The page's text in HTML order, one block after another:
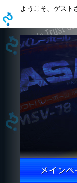
ようこそ、ゲスト